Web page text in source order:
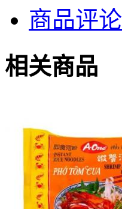
商品评论
相关商品